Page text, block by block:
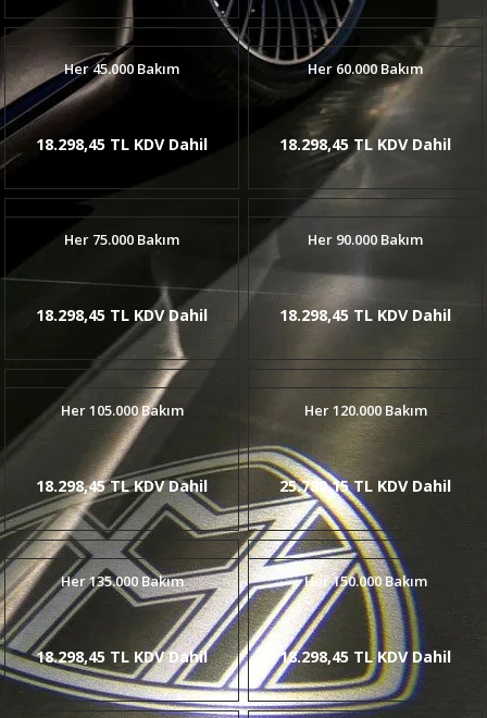
Her 45.000 Bakım
18.298,45 TL KDV Dahil
Her 60.000 Bakım
18.298,45 TL KDV Dahil
Her 75.000 Bakım
18.298,45 TL KDV Dahil
Her 90.000 Bakım
18.298,45 TL KDV Dahil
Her 105.000 Bakım
18.298,45 TL KDV Dahil
Her 120.000 Bakım
25.780,15 TL KDV Dahil
Her 135.000 Bakım
18.298,45 TL KDV Dahil
Her 150.000 Bakım
18.298,45 TL KDV Dahil